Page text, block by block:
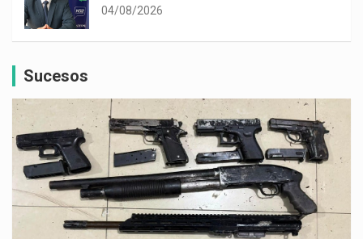
04/08/2026
Sucesos